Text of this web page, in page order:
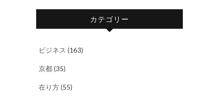
カテゴリー
ビジネス (163)
京都 (35)
在り方 (55)